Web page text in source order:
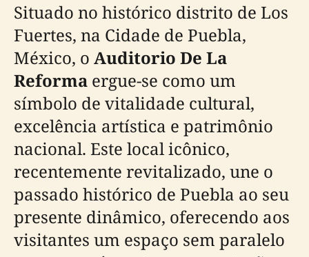
Situado no histórico distrito de Los
Fuertes, na Cidade de Puebla,
México, o Auditorio De La
Reforma ergue-se como um
símbolo de vitalidade cultural,
excelência artística e patrimônio
nacional. Este local icônico,
recentemente revitalizado, une o
passado histórico de Puebla ao seu
presente dinâmico, oferecendo aos
visitantes um espaço sem paralelo